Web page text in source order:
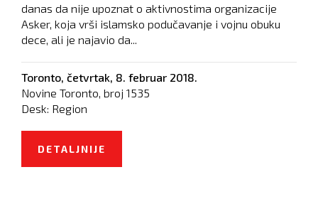
danas da nije upoznat o aktivnostima organizacije
Asker, koja vrši islamsko podučavanje i vojnu obuku
dece, ali je najavio da...
Toronto, četvrtak, 8. februar 2018.
Novine Toronto, broj 1535
Desk: Region
DETALJNIJE